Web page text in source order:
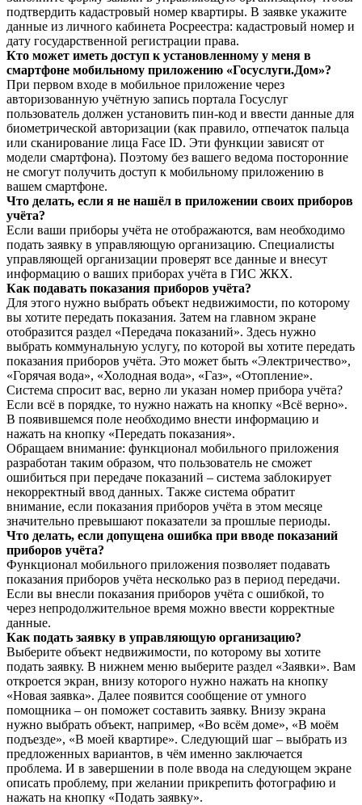
подтвердить кадастровый номер квартиры. В заявке укажите
данные из личного кабинета Росреестра: кадастровый номер и
дату государственной регистрации права.
Кто может иметь доступ к установленному у меня в
смартфоне мобильному приложению «Госуслуги.Дом»?
При первом входе в мобильное приложение через
авторизованную учётную запись портала Госуслуг
пользователь должен установить пин-код и ввести данные для
биометрической авторизации (как правило, отпечаток пальца
или сканирование лица Face ID. Эти функции зависят от
модели смартфона). Поэтому без вашего ведома посторонние
не смогут получить доступ к мобильному приложению в
вашем смартфоне.
Что делать, если я не нашёл в приложении своих приборов
учёта?
Если ваши приборы учёта не отображаются, вам необходимо
подать заявку в управляющую организацию. Специалисты
управляющей организации проверят все данные и внесут
информацию о ваших приборах учёта в ГИС ЖКХ.
Как подавать показания приборов учёта?
Для этого нужно выбрать объект недвижимости, по которому
вы хотите передать показания. Затем на главном экране
отобразится раздел «Передача показаний». Здесь нужно
выбрать коммунальную услугу, по которой вы хотите передать
показания приборов учёта. Это может быть «Электричество»,
«Горячая вода», «Холодная вода», «Газ», «Отопление».
Система спросит вас, верно ли указан номер прибора учёта?
Если всё в порядке, то нужно нажать на кнопку «Всё верно».
В появившемся поле необходимо внести информацию и
нажать на кнопку «Передать показания».
Обращаем внимание: функционал мобильного приложения
разработан таким образом, что пользователь не сможет
ошибиться при передаче показаний – система заблокирует
некорректный ввод данных. Также система обратит
внимание, если показания приборов учёта в этом месяце
значительно превышают показатели за прошлые периоды.
Что делать, если допущена ошибка при вводе показаний
приборов учёта?
Функционал мобильного приложения позволяет подавать
показания приборов учёта несколько раз в период передачи.
Если вы внесли показания приборов учёта с ошибкой, то
через непродолжительное время можно ввести корректные
данные.
Как подать заявку в управляющую организацию?
Выберите объект недвижимости, по которому вы хотите
подать заявку. В нижнем меню выберите раздел «Заявки». Вам
откроется экран, внизу которого нужно нажать на кнопку
«Новая заявка». Далее появится сообщение от умного
помощника – он поможет составить заявку. Внизу экрана
нужно выбрать объект, например, «Во всём доме», «В моём
подъезде», «В моей квартире». Следующий шаг – выбрать из
предложенных вариантов, в чём именно заключается
проблема. И в завершении в поле ввода на следующем экране
описать проблему, при желании прикрепить фотографию и
нажать на кнопку «Подать заявку».